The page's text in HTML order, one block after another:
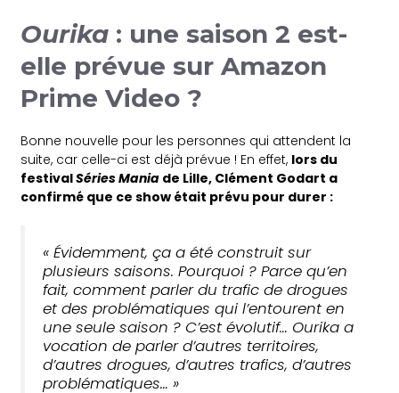
Ourika : une saison 2 est-
elle prévue sur Amazon
Prime Video ?
Bonne nouvelle pour les personnes qui attendent la
suite, car celle-ci est déjà prévue ! En effet, lors du
festivalSéries Mania de Lille, Clément Godart a
confirmé que ce show était prévu pour durer :
« Évidemment, ça a été construit sur
plusieurs saisons. Pourquoi ? Parce qu’en
fait, comment parler du trafic de drogues
et des problématiques qui l’entourent en
une seule saison ? C’est évolutif… Ourika a
vocation de parler d’autres territoires,
d’autres drogues, d’autres trafics, d’autres
problématiques… »